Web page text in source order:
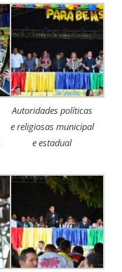
Autoridades políticas
e religiosas municipal
e estadual